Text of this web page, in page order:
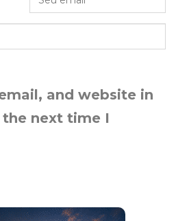
and website in
next time I